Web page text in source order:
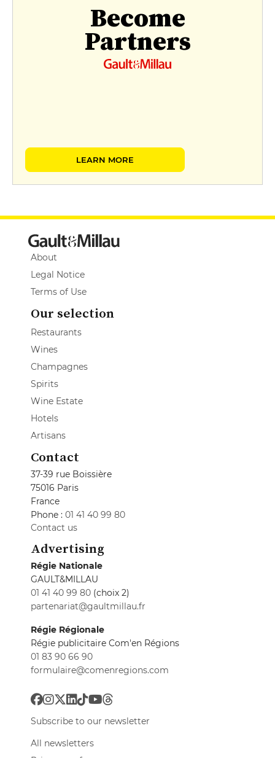
Become
Partners
LEARN MORE
About
Legal Notice
Terms of Use
Our selection
Restaurants
Wines
Champagnes
Spirits
Wine Estate
Hotels
Artisans
Contact
37-39 rue Boissière
75016 Paris
France
Phone : 01 41 40 99 80
Contact us
Advertising
Régie Nationale
GAULT&MILLAU
01 41 40 99 80 (choix 2)
partenariat@gaultmillau.fr
Régie Régionale
Régie publicitaire Com'en Régions
01 83 90 66 90
formulaire@comenregions.com
Subscribe to our newsletter
All newsletters